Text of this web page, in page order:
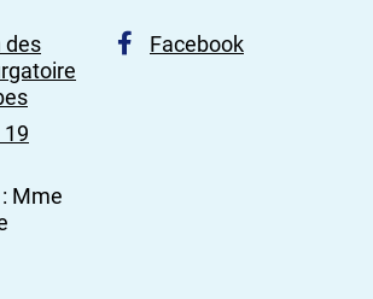
des
19
Mme
Facebook